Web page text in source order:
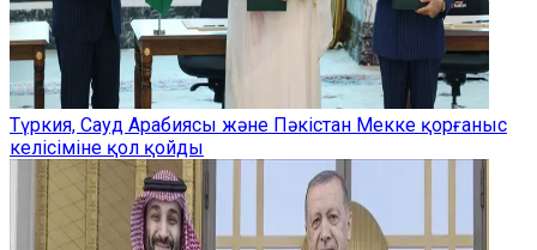
Түркия, Сауд Арабиясы және Пәкістан Мекке қорғаныс
келісіміне қол қойды